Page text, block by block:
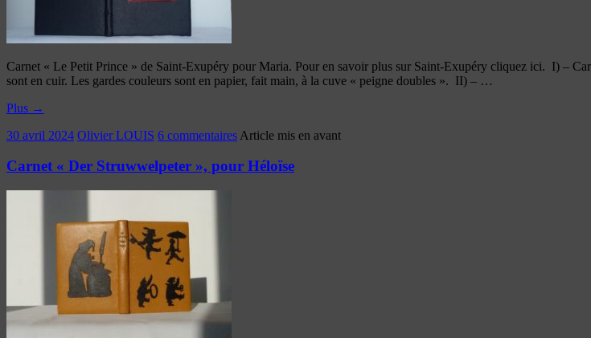
Carnet « Le Petit Prince » de Saint-Exupéry pour Maria. Pour en savoir plus sur Saint-Exupéry cliquez ici. I) –
sont en cuir. Les gardes couleurs sont en papier, fait main, à la cuve « peigne doubles ». II) – …
Plus →
30 avril 2024 Olivier LOUIS 6 commentaires Article mis en avant
Carnet « Der Struwwelpeter », pour Héloïse